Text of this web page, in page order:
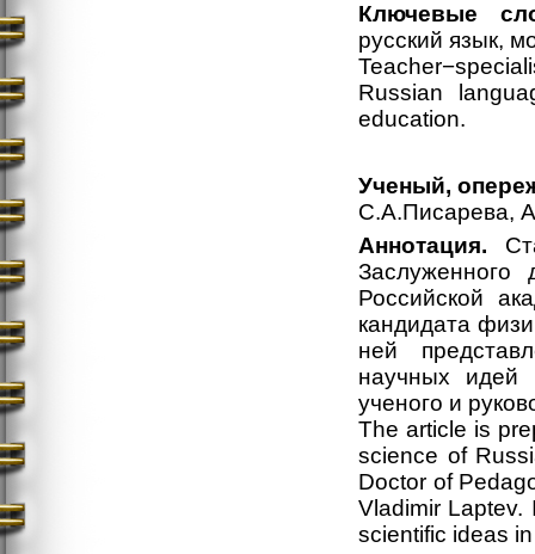
Ключевые
русский язык,
Russian
education.
Ученый,
С.А.Писарева,
Аннотация.
Заслуженного
Российской
кандидата
ней
научных идей
ученого и
The article is
science of
Doctor of
Vladimir Laptev.
scientific ideas